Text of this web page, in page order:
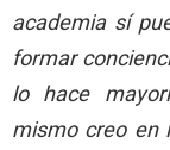
academia sí
formar
lo hace
mismo creo en